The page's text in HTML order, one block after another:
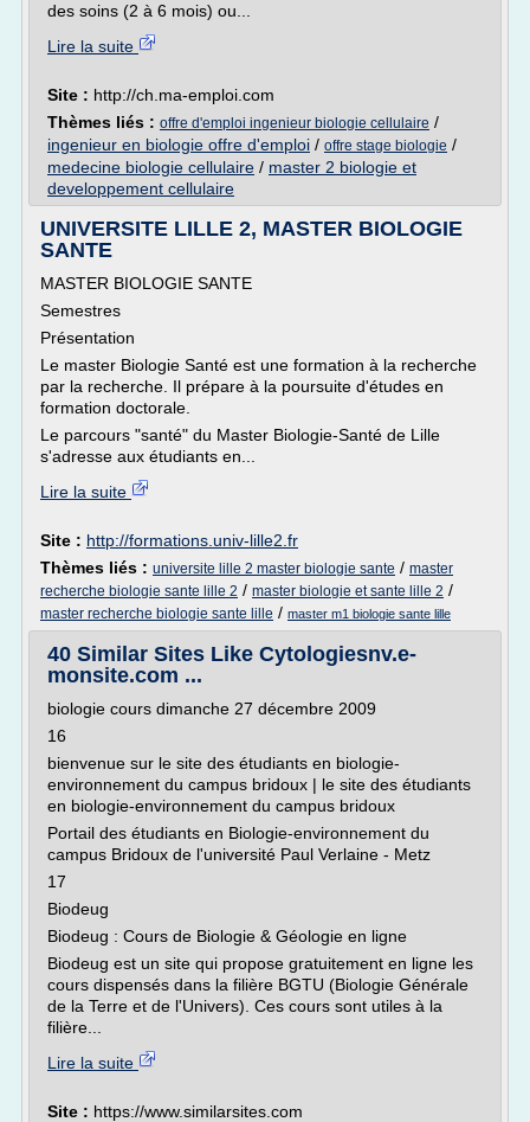
des soins (2 à 6 mois) ou...
Lire la suite
Site : http://ch.ma-emploi.com
Thèmes liés : offre d'emploi ingenieur biologie cellulaire /
ingenieur en biologie offre d'emploi / offre stage biologie /
medecine biologie cellulaire / master 2 biologie et
developpement cellulaire
UNIVERSITE LILLE 2, MASTER BIOLOGIE
SANTE
MASTER BIOLOGIE SANTE
Semestres
Présentation
Le master Biologie Santé est une formation à la recherche
par la recherche. Il prépare à la poursuite d'études en
formation doctorale.
Le parcours "santé" du Master Biologie-Santé de Lille
s'adresse aux étudiants en...
Lire la suite
Site : http://formations.univ-lille2.fr
Thèmes liés : universite lille 2 master biologie sante / master
recherche biologie sante lille 2 / master biologie et sante lille 2 /
master recherche biologie sante lille / master m1 biologie sante lille
40 Similar Sites Like Cytologiesnv.e-
monsite.com ...
biologie cours dimanche 27 décembre 2009
16
bienvenue sur le site des étudiants en biologie-
environnement du campus bridoux | le site des étudiants
en biologie-environnement du campus bridoux
Portail des étudiants en Biologie-environnement du
campus Bridoux de l'université Paul Verlaine - Metz
17
Biodeug
Biodeug : Cours de Biologie & Géologie en ligne
Biodeug est un site qui propose gratuitement en ligne les
cours dispensés dans la filière BGTU (Biologie Générale
de la Terre et de l'Univers). Ces cours sont utiles à la
filière...
Lire la suite
Site : https://www.similarsites.com